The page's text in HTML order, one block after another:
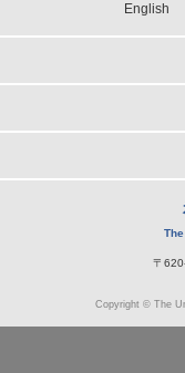
English
〒
Copyright © The